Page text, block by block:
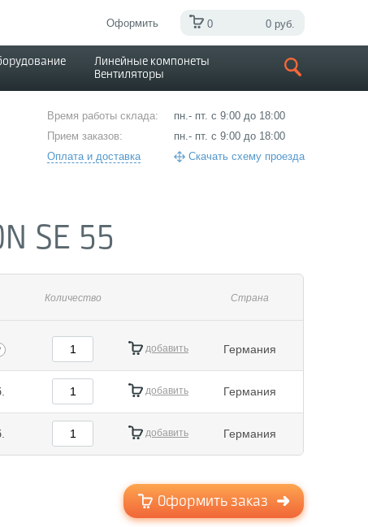
Оформить 0 0 руб.
Линейные компонеты
Вентиляторы
Время работы склада:
Прием заказов:
Оплата и доставка
пн.- пт. с 9:00 до 18:00
пн.- пт. с 9:00 до 18:00
Скачать схему проезда
SE 55
Количество Страна
добавить Германия
добавить Германия
добавить Германия
Оформить заказ